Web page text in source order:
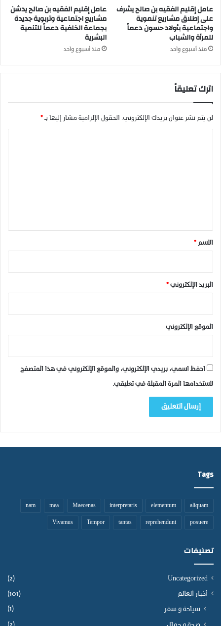
ا
ل
ش
ا
ك
ت
ع
س
ن
و
ا
ش
ي
ب
ق
ي
ب
عامل إقليم الفقيه بن صالح يشرف
على إطلاق مشاريع تنموية
واجتماعية بأولاد حسون دعماً
للمرأة والشباب
منذ أسبوع واحد
عامل إقليم الفقيه بن صالح يدشن
مشاريع اجتماعية وتربوية جديدة
بجماعة الخلفية دعماً للتنمية
البشرية
منذ أسبوع واحد
اترك تعليقاً
لن يتم نشر عنوان بريدك الإلكتروني. الحقول الإلزامية مشار إليها بـ *
*الاسم *
البريد الإلكتروني *
الموقع الإلكتروني
احفظ اسمي، بريدي الإلكتروني، والموقع الإلكتروني في هذا المتصفح
لاستخدامها المرة المقبلة في تعليقي.
Tags
aliquam
elementum
interpretaris
Maecenas
mea
nam
posuere
reprehendunt
tantas
Tempor
Vivamus
تصنيفات
Uncategorized
(2)
أخبار العالم (101)
سياحة و سفر (1)